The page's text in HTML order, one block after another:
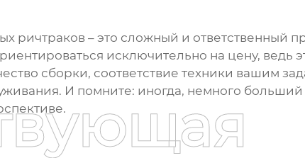
ричтраков– это сложный и ответственный
исключительно на цену, ведь
сборки, соответствие техники вашим
И помните: иногда, немного